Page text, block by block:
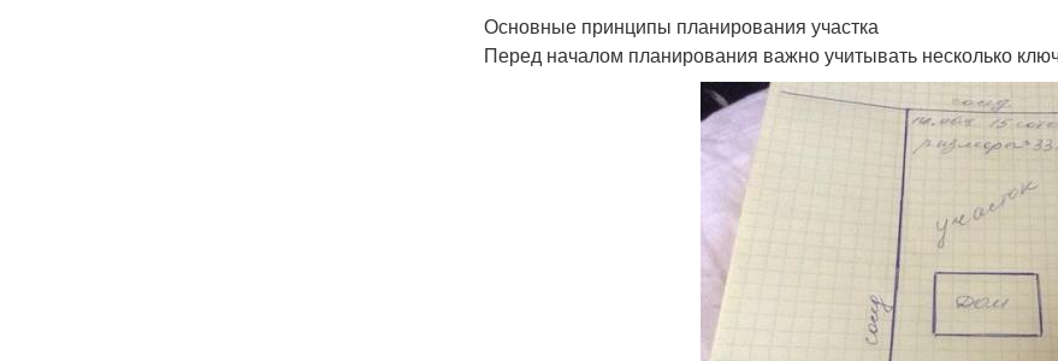
Основные принципы планирования участка
Перед началом планирования важно учитывать несколько